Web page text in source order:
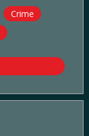
Crime